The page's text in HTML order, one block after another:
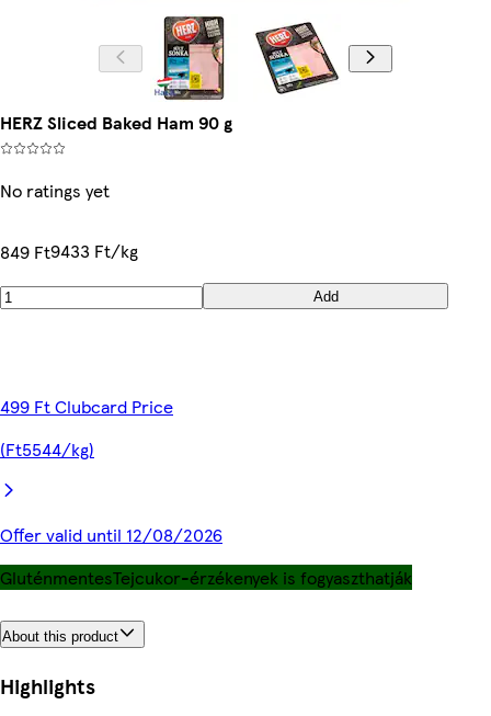
HERZ Sliced Baked Ham 90 g
No ratings yet
849 Ft9433 Ft/kg
Add
499 Ft Clubcard Price
(Ft5544/kg)
Offer valid until 12/08/2026
GluténmentesTejcukor-érzékenyek is fogyaszthatják
About this product
Highlights